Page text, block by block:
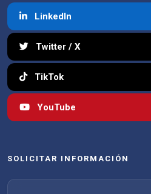
LinkedIn
Twitter / X
TikTok
YouTube
SOLICITAR INFORMACIÓN